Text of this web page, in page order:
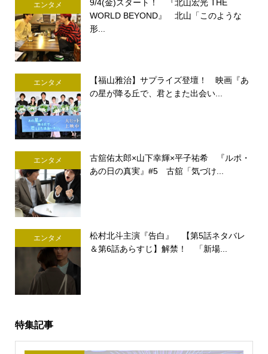
エンタメ
9/4(金)スタート！ 『北山宏光 THE
WORLD BEYOND』 北山「このような
形...
エンタメ
【福山雅治】サプライズ登壇！ 映画『あ
の星が降る丘で、君とまた出会い...
エンタメ
古舘佑太郎×山下幸輝×平子祐希 『ルポ・
あの日の真実』#5 古舘「気づけ...
エンタメ
松村北斗主演『告白』 【第5話ネタバレ
＆第6話あらすじ】解禁！ 「新場...
特集記事